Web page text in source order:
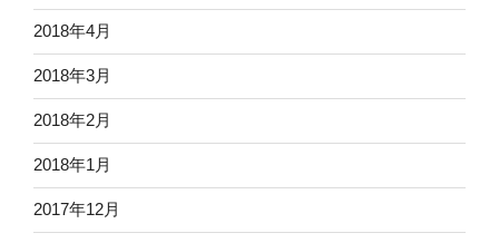
2018年4月
2018年3月
2018年2月
2018年1月
2017年12月